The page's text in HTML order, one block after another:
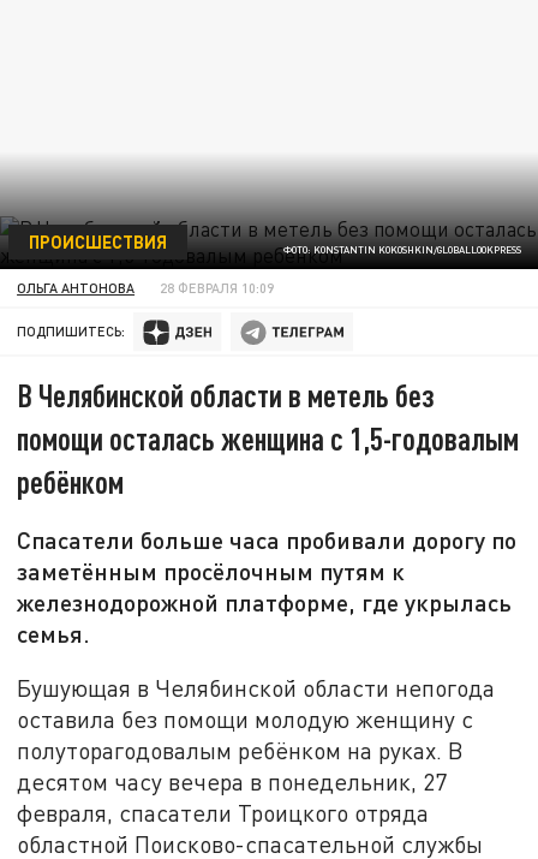
ФОТО: KONSTANTIN KOKOSHKIN/GLOBALLOOKPRESS
ПРОИСШЕСТВИЯ
ОЛЬГА АНТОНОВА 28 ФЕВРАЛЯ 10:09
ПОДПИШИТЕСЬ:
В Челябинской области в метель без
помощи осталась женщина с 1,5-годовалым
ребёнком
Спасатели больше часа пробивали дорогу по
заметённым просёлочным путям к
железнодорожной платформе, где укрылась
семья.
Бушующая в Челябинской области непогода
оставила без помощи молодую женщину с
полуторагодовалым ребёнком на руках. В
десятом часу вечера в понедельник, 27
февраля, спасатели Троицкого отряда
областной Поисково-спасательной службы